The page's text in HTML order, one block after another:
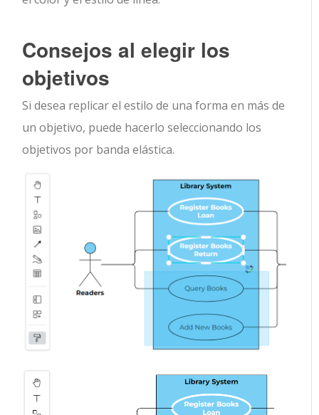
Consejos al elegir los
objetivos
Si desea replicar el estilo de una forma en más de
un objetivo, puede hacerlo seleccionando los
objetivos por banda elástica.